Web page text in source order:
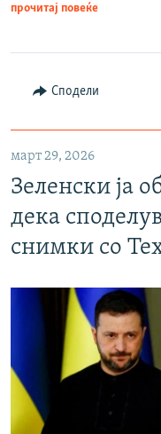
прочитај повеќе
Сподели
март 29, 2026
Зеленски ја
дека
снимки со